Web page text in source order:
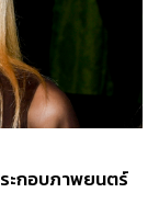
ะกอบภาพยนตร์